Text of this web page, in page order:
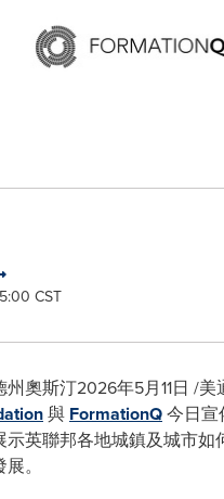
CST
州奧斯汀2026年5月11日 /美
與 FormationQ今日宣
英聯邦各地城鎮及城市如
。